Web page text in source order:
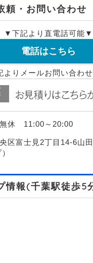
頼・お問い合わせ
▼下記より直電話可能▼
電話はこちら
よりメールお問い合わ
休 11:00～20:00
区富士見2丁目14-6山
）
情報(千葉駅徒歩5